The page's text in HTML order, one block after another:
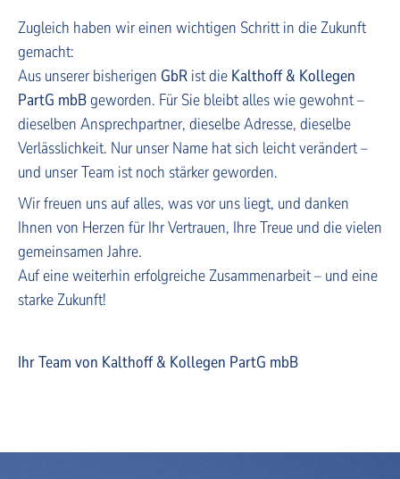
Zugleich haben wir einen wichtigen Schritt in die Zukunft
gemacht:
Aus unserer bisherigen GbR ist die Kalthoff & Kollegen
PartG mbBgeworden. Für Sie bleibt alles wie gewohnt –
dieselben Ansprechpartner, dieselbe Adresse, dieselbe
Verlässlichkeit. Nur unser Name hat sich leicht verändert –
und unser Team ist noch stärker geworden.
Wir freuen uns auf alles, was vor uns liegt, und danken
Ihnen von Herzen für Ihr Vertrauen, Ihre Treue und die vielen
gemeinsamen Jahre.
Auf eine weiterhin erfolgreiche Zusammenarbeit – und eine
starke Zukunft!
Ihr Team von Kalthoff & Kollegen PartG mbB